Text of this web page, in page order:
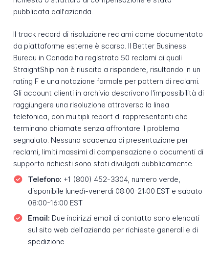
pubblicata dall'azienda.
Il track record di risoluzione reclami come documentato
da piattaforme esterne è scarso. Il Better Business
Bureau in Canada ha registrato 50 reclami ai quali
StraightShip non è riuscita a rispondere, risultando in un
rating F e una notazione formale per pattern di reclami.
Gli account clienti in archivio descrivono l'impossibilità di
raggiungere una risoluzione attraverso la linea
telefonica, con multipli report di rappresentanti che
terminano chiamate senza affrontare il problema
segnalato. Nessuna scadenza di presentazione per
reclami, limiti massimi di compensazione o documenti di
supporto richiesti sono stati divulgati pubblicamente.
Telefono: +1 (800) 452-3304, numero verde,
disponibile lunedì-venerdì 08:00-21:00 EST e sabato
08:00-16:00 EST
Email: Due indirizzi email di contatto sono elencati
sul sito web dell'azienda per richieste generali e di
spedizione